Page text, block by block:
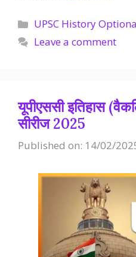
Categories
UPSC History
Leave a comment
यूपीएससी इतिहास
सीरीज 2025
Published on: 14/02/